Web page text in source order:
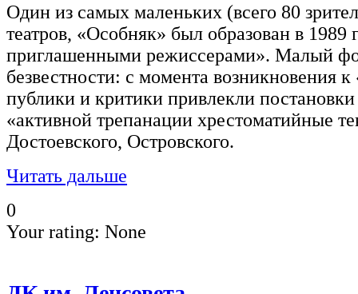
Один из самых маленьких (всего 80
театров, «Особняк» был образован в 1989
приглашенными режиссерами». Малый
безвестности: с момента возникновения
публики и критики привлекли
«активной трепанации хрестоматийные
Достоевского, Островского.
Читать дальше
0
Your rating: None